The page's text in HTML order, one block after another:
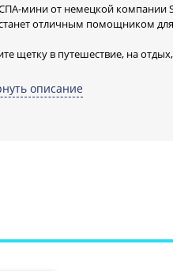
мини от немецкой компании
отличным помощником
щетку в путешествие, на
щетка имеет не только
описание